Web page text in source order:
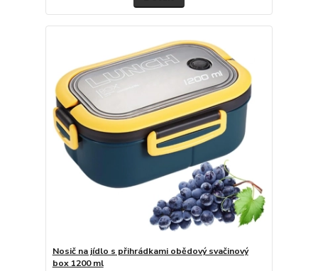
Nosič na jídlo s přihrádkami obědový svačinový
box 1200 ml